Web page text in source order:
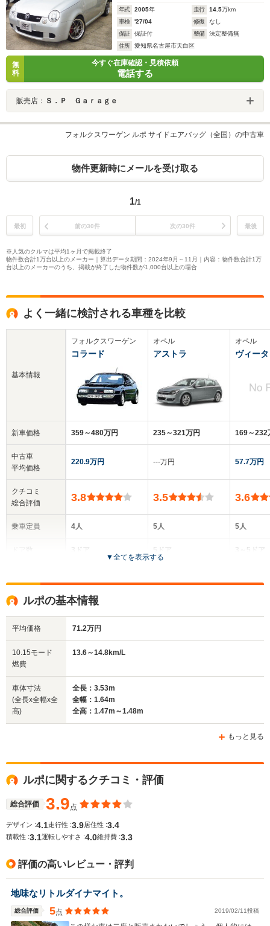
年式 2005年 走行 14.5万km
車検
'27/04 修復
なし
保証
保証付 整備
法定整備無
住所
愛知県名古屋市天白区
無
料
今すぐ在庫確認・見積依頼
電話する
販売店： Ｓ．Ｐ Ｇａｒａｇｅ
フォルクスワーゲン ルポ サイドエアバッグ（全国）の中古車
物件更新時にメールを受け取る
1/1
最初 前の30件 次の30件 最後
※人気のクルマは平均1ヶ月で掲載終了
物件数合計1万台以上のメーカー｜算出データ期間：2024年9月～11月｜内容：物件数合計1万
台以上のメーカーのうち、掲載が終了した物件数が1,000台以上の場合
よく一緒に検討される車種を比較
基本情報
新車価格
中古車
平均価格
クチコミ
総合評価
乗車定員
サイズ
(全長x全幅x全高)
WLTCモード
燃費
排気量
駆動方式
フォルクスワーゲン
コラード
359～480万円
220.9万円
3.8
4人
3ドア
全高
全長
-m
-
1780～2861cc
FF
オペル
アストラ
235～321万円
‐‐‐万円
3.5
5人
5ドア
全高
-
オペル
ヴィータ
169～232
57.7万円
3.6
5人
3～5ドア
全
▼全てを表示する
ルポの基本情報
平均価格 71.2万円
10.15モード
燃費
13.6～14.8km/L
車体寸法
(全長x全幅x全
高)
全長：3.53m
全幅：1.64m
全高：1.47m～1.48m
もっと見る
ルポに関するクチコミ・評価
総合評価 3.9点
デザイン :4.1走行性 :3.9 居住性 :3.4
積載性 :3.1運転しやすさ :4.0維持費 :3.3
評価の高いレビュー・評判
地味なリトルダイナマイト。
総合評価 5点 2019/02/11投稿